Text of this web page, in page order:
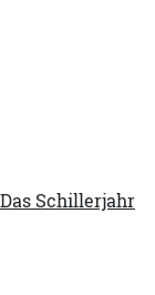
Schillerjahr